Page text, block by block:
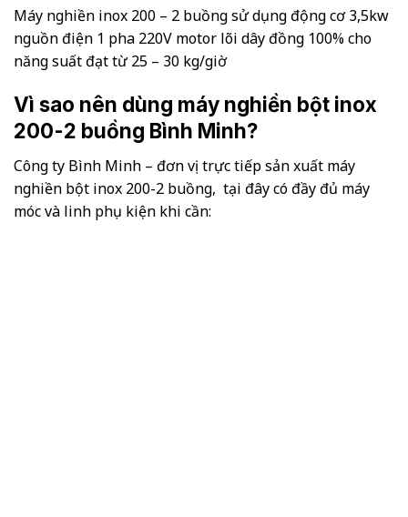
Máy nghiền inox 200 – 2 buồng sử dụng động cơ 3,5kw
nguồn điện 1 pha 220V motor lõi dây đồng 100% cho
năng suất đạt từ 25 – 30 kg/giờ
Vì sao nên dùng máy nghiền bột inox
200-2 buồng Bình Minh?
Công ty Bình Minh – đơn vị trực tiếp sản xuất máy
nghiền bột inox 200-2 buồng, tại đây có đầy đủ máy
móc và linh phụ kiện khi cần: